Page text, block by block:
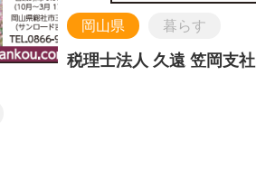
岡山県 暮らす
税理士法人 久遠 笠岡支社